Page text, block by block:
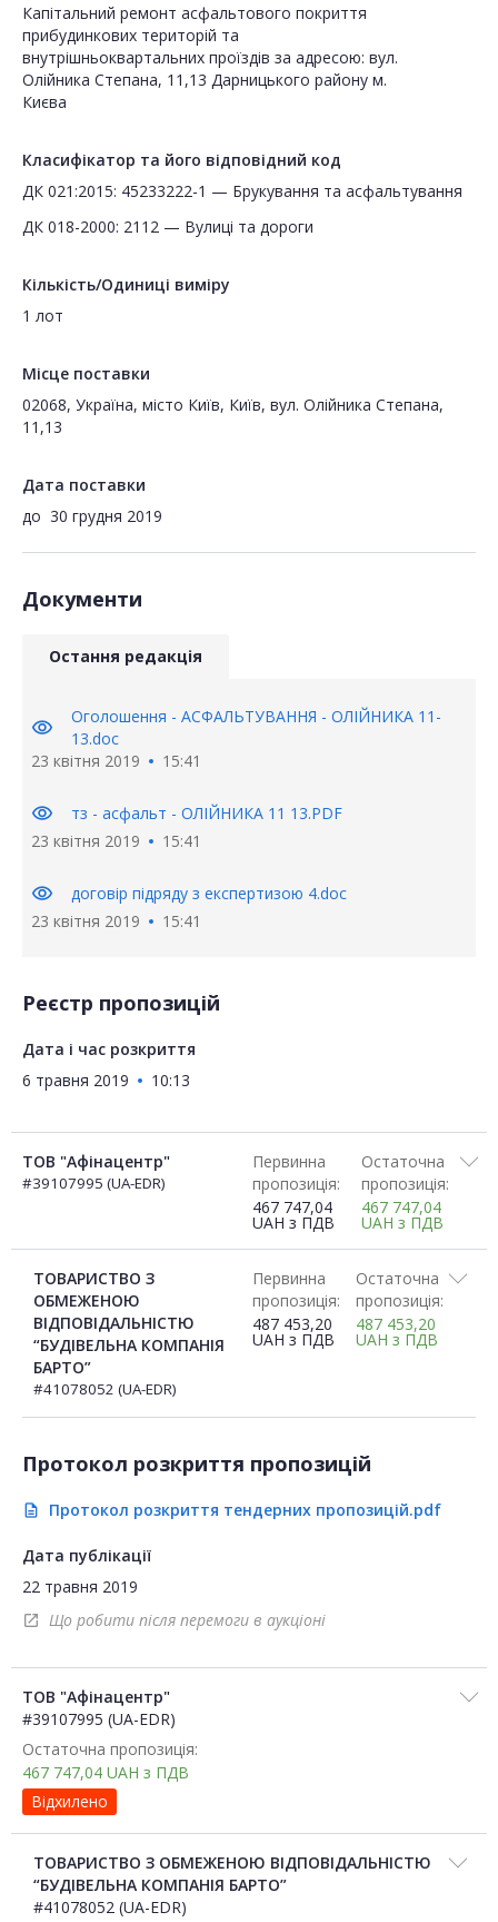
Капітальний ремонт асфальтового покриття
прибудинкових територій та
внутрішньоквартальних проїздів за адресою: вул.
Олійника Степана, 11,13 Дарницького району м.
Києва
Класифікатор та його відповідний код
ДК 021:2015: 45233222-1 — Брукування та асфальтування
ДК 018-2000: 2112 — Вулиці та дороги
Кількість/Одиниці виміру
1 лот
Місце поставки
02068, Україна, місто Київ, Київ, вул. Олійника Степана,
11,13
Дата поставки
до 30 грудня 2019
Документи
Остання редакція
visibility
Оголошення - АСФАЛЬТУВАННЯ - ОЛІЙНИКА 11-
13.doc
23 квітня 2019
15:41
visibility
тз - асфальт - ОЛІЙНИКА 11 13.PDF
23 квітня 2019
15:41
visibility
договір підряду з експертизою 4.doc
23 квітня 2019
15:41
Реєстр пропозицій
Дата і час розкриття
6 травня 2019
10:13
ТОВ "Афінацентр"
#39107995 (UA-EDR)
Первинна
пропозиція:
467 747,04
UAH з ПДВ
Остаточна
пропозиція:
467 747,04
UAH з ПДВ
ТОВАРИСТВО З
ОБМЕЖЕНОЮ
ВІДПОВІДАЛЬНІСТЮ
“БУДІВЕЛЬНА КОМПАНІЯ
БАРТО”
#41078052 (UA-EDR)
Первинна
пропозиція:
487 453,20
UAH з ПДВ
Остаточна
пропозиція:
487 453,20
UAH з ПДВ
Протокол розкриття пропозицій
description Протокол розкриття тендерних пропозицій.pdf
Дата публікації
22 травня 2019
open_in_new Що робити після перемоги в аукціоні
ТОВ "Афінацентр"
#39107995 (UA-EDR)
Остаточна пропозиція:
467 747,04 UAH з ПДВ
Відхилено
ТОВАРИСТВО З ОБМЕЖЕНОЮ ВІДПОВІДАЛЬНІСТЮ
“БУДІВЕЛЬНА КОМПАНІЯ БАРТО”
#41078052 (UA-EDR)